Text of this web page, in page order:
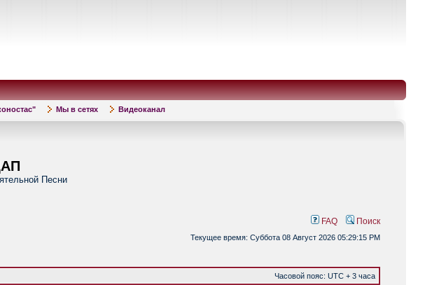
Мы в сетях Видеоканал
Песни
FAQ Поиск
Текущее время: Суббота 08 Август 2026 05:29:15 PM
Часовой пояс: UTC + 3 часа